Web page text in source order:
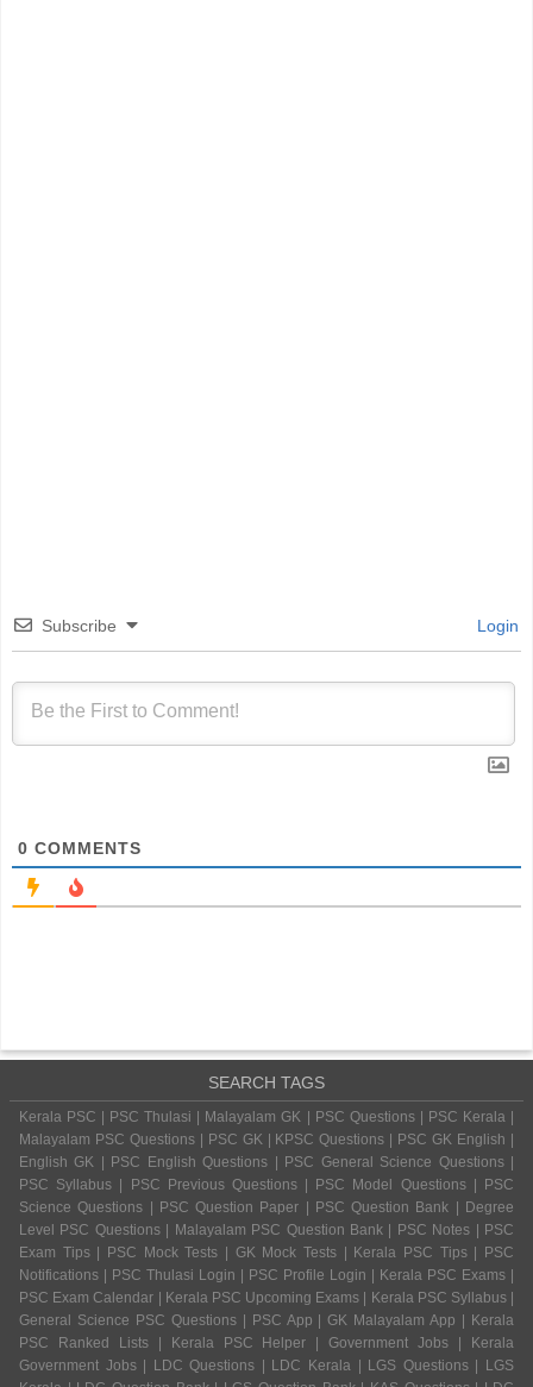
Subscribe Login
0 COMMENTS
SEARCH TAGS
Kerala PSC | PSC Thulasi | Malayalam GK | PSC Questions | PSC Kerala |
Malayalam PSC Questions | PSC GK | KPSC Questions | PSC GK English |
English GK | PSC English Questions | PSC General Science Questions |
PSC Syllabus | PSC Previous Questions | PSC Model Questions | PSC
Science Questions | PSC Question Paper | PSC Question Bank | Degree
Level PSC Questions | Malayalam PSC Question Bank | PSC Notes | PSC
Exam Tips | PSC Mock Tests | GK Mock Tests | Kerala PSC Tips | PSC
Notifications | PSC Thulasi Login | PSC Profile Login | Kerala PSC Exams |
PSC Exam Calendar | Kerala PSC Upcoming Exams | Kerala PSC Syllabus |
General Science PSC Questions | PSC App | GK Malayalam App | Kerala
PSC Ranked Lists | Kerala PSC Helper | Government Jobs | Kerala
Government Jobs | LDC Questions | LDC Kerala | LGS Questions | LGS